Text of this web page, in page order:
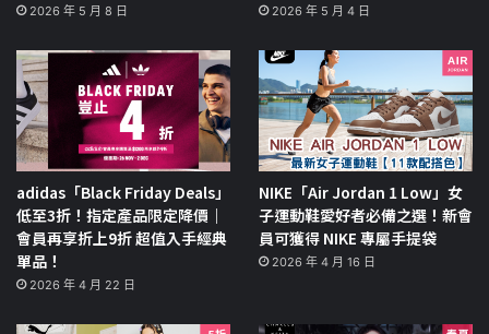
2026 年 5 月 8 日 2026 年 5 月 4 日
adidas「Black Friday Deals」
低至3折！指定產品限定降價｜
會員再享折上9折 超值入手經典
單品！
2026 年 4 月 22 日
NIKE「Air Jordan 1 Low」女
子運動鞋愛好者必備之選！新會
員可獲得 NIKE 專屬手提袋
2026 年 4 月 16 日